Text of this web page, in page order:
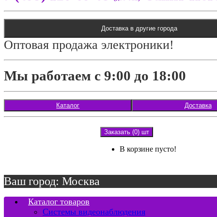
Доставка в другие города
Оптовая продажа электроники!
Мы работаем с 9:00 до 18:00
Каталог Доставка
Заказать (0) шт
В корзине пусто!
Ваш город: Москва
Каталог товаров
Системы видеонаблюдения